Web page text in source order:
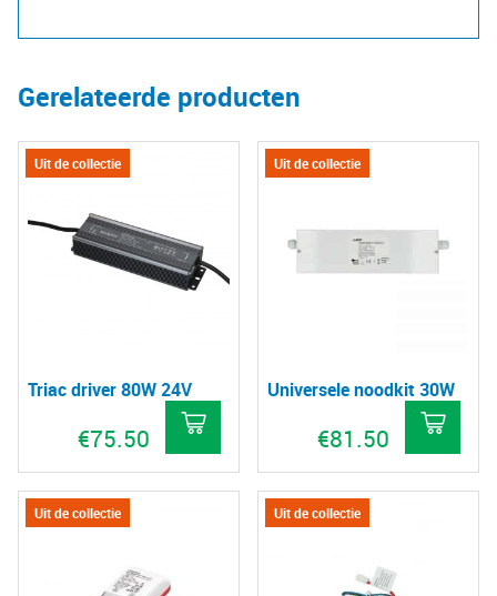
Gerelateerde producten
Uit de collectie
Triac driver 80W 24V
€75.50
Uit de collectie
Universele noodkit 30W
€81.50
Uit de collectie Uit de collectie